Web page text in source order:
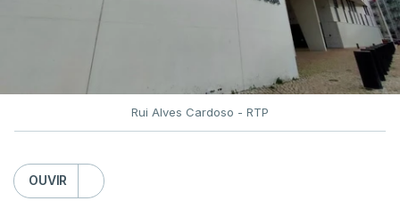
Rui Alves Cardoso - RTP
OUVIR